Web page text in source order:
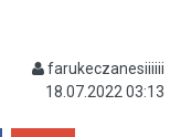
farukeczanesiiiiii
18.07.2022 03:13